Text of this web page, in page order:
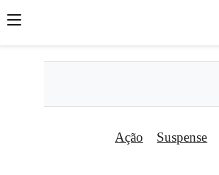
Ação Suspense